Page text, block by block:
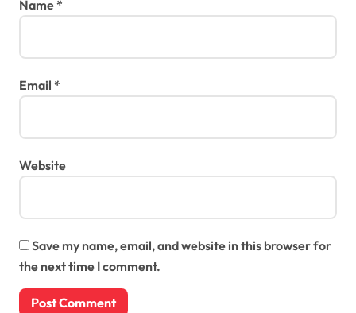
Name*
Email *
Website
Save my name, email, and website in this browser for
the next time I comment.